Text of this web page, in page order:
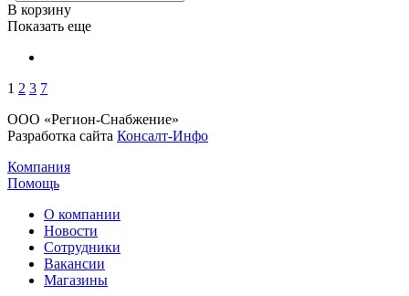
В корзину
Показать еще
1 2 3 7
ООО «Регион-Снабжение»
Разработка сайта Консалт-Инфо
Компания
Помощь
О компании
Новости
Сотрудники
Вакансии
Магазины